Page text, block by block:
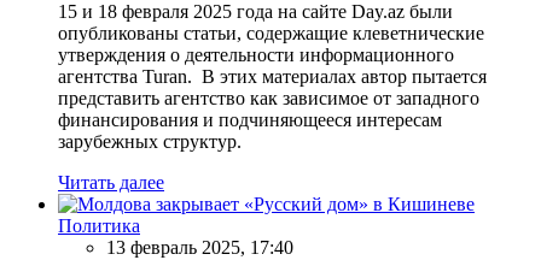
15 и 18 февраля 2025 года на сайте Day.az были
опубликованы статьи, содержащие клеветнические
утверждения о деятельности информационного
агентства Turan. В этих материалах автор пытается
представить агентство как зависимое от западного
финансирования и подчиняющееся интересам
зарубежных структур.
Читать далее
Политика
13 февраль 2025, 17:40